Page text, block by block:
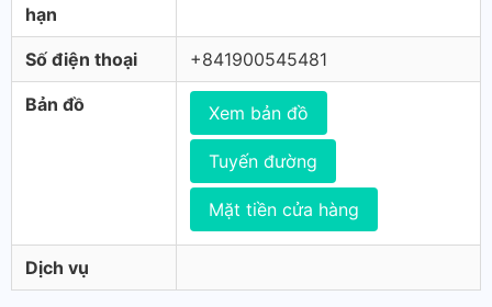
hạn
Số điện thoại +841900545481
Bản đồ Xem bản đồ
Tuyến đường
Mặt tiền cửa hàng
Dịch vụ